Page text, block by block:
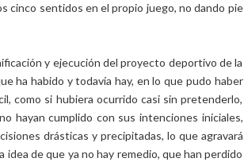
cinco sentidos en el propio juego, no dando pie
y ejecución del proyecto deportivo de la
ha habido y todavía hay, en lo que pudo haber
como si hubiera ocurrido casi sin pretenderlo,
hayan cumplido con sus intenciones iniciales,
drásticas y precipitadas, lo que agravará
idea de que ya no hay remedio, que han perdido